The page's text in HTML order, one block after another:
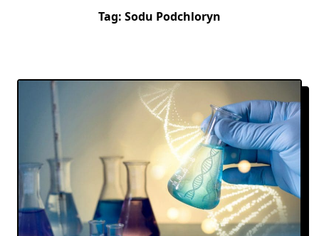
Tag: Sodu Podchloryn